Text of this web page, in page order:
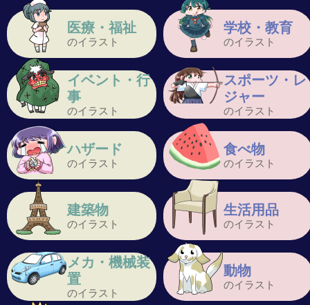
医療・福祉
のイラスト
学校・教育
のイラスト
イベント・行
事
のイラスト
スポーツ・レ
ジャー
のイラスト
ハザード
のイラスト
食べ物
のイラスト
建築物
のイラスト
生活用品
のイラスト
メカ・機械装
置
のイラスト
動物
のイラスト